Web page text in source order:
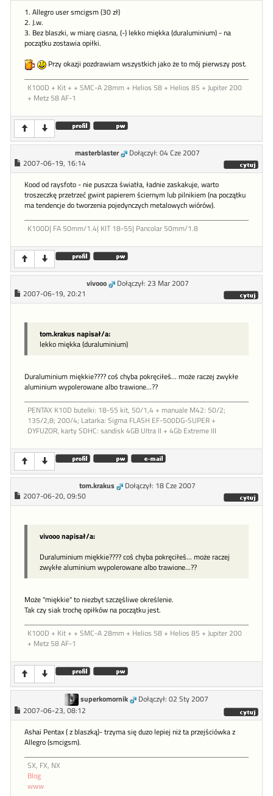
1. Allegro user smcigsm (30 zł)
2. J.w.
3. Bez blaszki, w miarę ciasna, (-) lekko miękka (duraluminium) - na
początku zostawia opiłki.
Przy okazji pozdrawiam wszystkich jako że to mój pierwszy post.
K100D + Kit + + SMC-A 28mm + Helios 58 + Helios 85 + Jupiter 200
+ Metz 58 AF-1
masterblaster
Dołączył: 04 Cze 2007
2007-06-19, 16:14
Kood od raysfoto - nie puszcza światła, ładnie zaskakuje, warto
troszeczkę przetrzeć gwint papierem ściernym lub pilnikiem (na początku
ma tendencje do tworzenia pojedynczych metalowych wiórów).
K100D| FA 50mm/1.4| KIT 18-55| Pancolar 50mm/1.8
vivooo
Dołączył: 23 Mar 2007
2007-06-19, 20:21
tom.krakus napisał/a:
lekko miękka (duraluminium)
Duraluminium miękkie???? coś chyba pokręciłeś... może raczej zwykłe
aluminium wypolerowane albo trawione...??
PENTAX K10D butelki: 18-55 kit, 50/1,4 + manuale M42: 50/2;
135/2,8; 200/4; Latarka: Sigma FLASH EF-500DG-SUPER +
DYFUZOR, karty SDHC: sandisk 4GB Ultra II + 4Gb Extreme III
tom.krakus
Dołączył: 18 Cze 2007
2007-06-20, 09:50
vivooo napisał/a:
Duraluminium miękkie???? coś chyba pokręciłeś... może raczej
zwykłe aluminium wypolerowane albo trawione...??
Może "miękkie" to niezbyt szczęśliwe określenie.
Tak czy siak trochę opiłków na początku jest.
K100D + Kit + + SMC-A 28mm + Helios 58 + Helios 85 + Jupiter 200
+ Metz 58 AF-1
superkomornik
Dołączył: 02 Sty 2007
2007-06-23, 08:12
Ashai Pentax ( z blaszką)- trzyma się duzo lepiej niż ta przejściówka z
Allegro (smcigsm).
SX, FX, NX
Blog
www